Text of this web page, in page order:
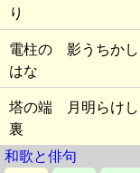
り
電柱の 影うちか
はな
塔の端 月明らけ
裏
和歌と俳句